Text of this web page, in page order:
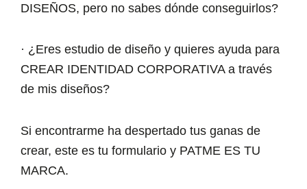
DISEÑOS, pero no sabes dónde conseguirlos?
· ¿Eres estudio de diseño y quieres ayuda para
CREAR IDENTIDAD CORPORATIVA a través
de mis diseños?
Si encontrarme ha despertado tus ganas de
crear, este es tu formulario y PATME ES TU
MARCA.